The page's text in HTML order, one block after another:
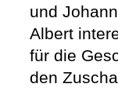
und
Albert
für die
den